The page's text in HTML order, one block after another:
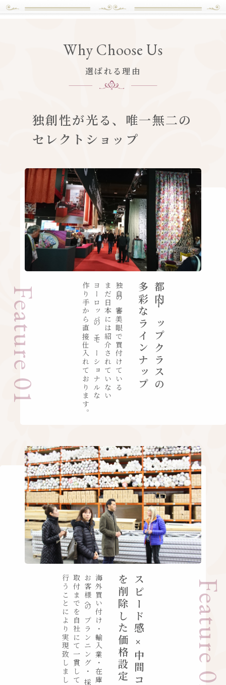
Why Choose Us
選ばれる理由
独創性が光る、唯一無二の
セレクトショップ
都内トップクラスの
多彩なラインナップ
独自の審美眼で買付けている
まだ日本には紹介されていない
ヨーロッパのエモーショナルな
作り手から
直接仕入れております。
Feature 01
スピード感×中間コスト
を削除した価格設定
海外買い付け・輸入業・在庫管理・
お客様への
プランニング・ 採寸・
取付までを自社にて一貫して
行うことにより実現致しました。 Feature 02